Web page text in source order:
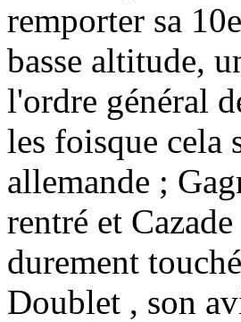
remporter sa
basse altitude,
l'ordre général
les foisque cela
allemande ;
rentré et
durement
Doublet , son